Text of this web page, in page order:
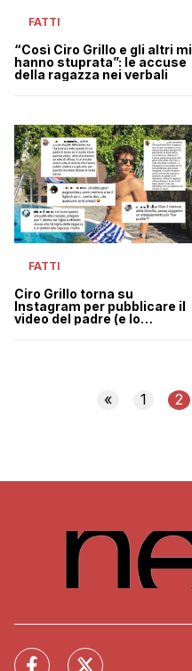
FATTI
“Così Ciro Grillo e gli altri mi
hanno stuprata”: le accuse
della ragazza nei verbali
FATTI
Ciro Grillo torna su
Instagram per pubblicare il
video del padre (e lo
« 1 2